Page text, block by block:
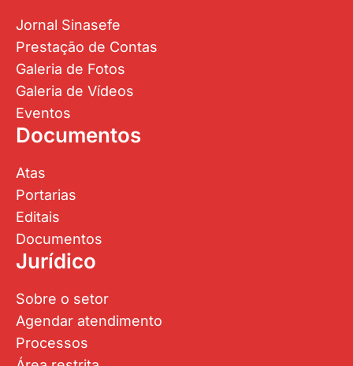
Jornal Sinasefe
Prestação de Contas
Galeria de Fotos
Galeria de Vídeos
Eventos
Documentos
Atas
Portarias
Editais
Documentos
Jurídico
Sobre o setor
Agendar atendimento
Processos